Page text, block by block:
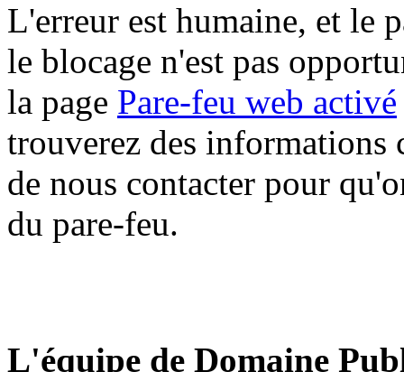
L'erreur est humaine, et le
le blocage n'est pas
la page Pare-feu web activé
trouverez des informations
de nous contacter pour
du pare-feu.
L'équipe de Domaine